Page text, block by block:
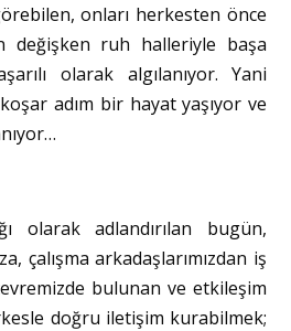
onları herkesten önce
değişken ruh halleriyle başa
olarak algılanıyor. Yani
adım bir hayat yaşıyor ve
olarak adlandırılan bugün,
çalışma arkadaşlarımızdan iş
bulunan ve etkileşim
doğru iletişim kurabilmek;